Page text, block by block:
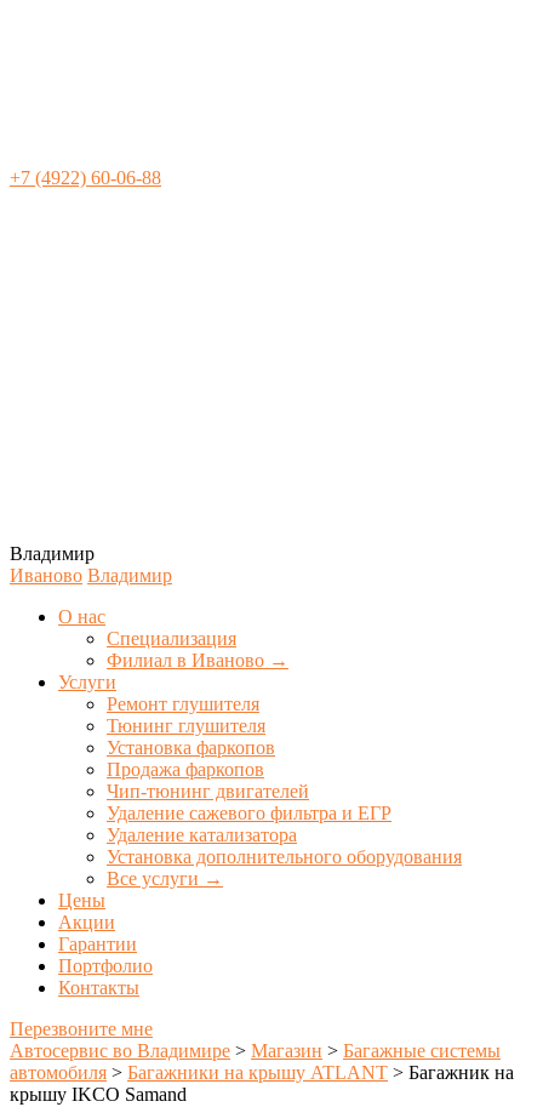
+7 (4922) 60-06-88
Владимир
Иваново Владимир
О нас
Специализация
Филиал в Иваново →
Услуги
Ремонт глушителя
Тюнинг глушителя
Установка фаркопов
Продажа фаркопов
Чип-тюнинг двигателей
Удаление сажевого фильтра и ЕГР
Удаление катализатора
Установка дополнительного оборудования
Все услуги →
Цены
Акции
Гарантии
Портфолио
Контакты
Перезвоните мне
Автосервис во Владимире > Магазин > Багажные системы
автомобиля > Багажники на крышу ATLANT > Багажник на
крышу IKCO Samand